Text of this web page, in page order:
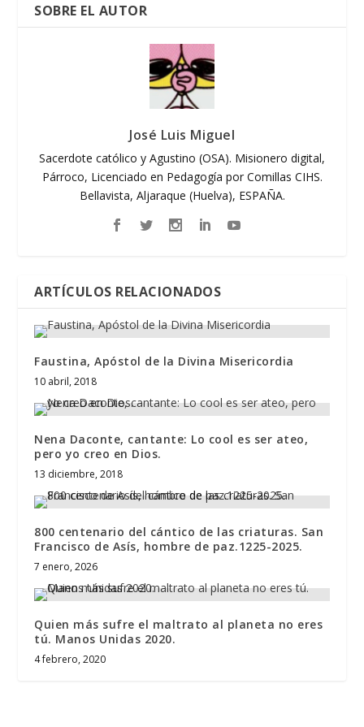
SOBRE EL AUTOR
José Luis Miguel
Sacerdote católico y Agustino (OSA). Misionero digital,
Párroco, Licenciado en Pedagogía por Comillas CIHS.
Bellavista, Aljaraque (Huelva), ESPAÑA.
ARTÍCULOS RELACIONADOS
Faustina, Apóstol de la Divina Misericordia
10 abril, 2018
Nena Daconte, cantante: Lo cool es ser ateo,
pero yo creo en Dios.
13 diciembre, 2018
800 centenario del cántico de las criaturas. San
Francisco de Asís, hombre de paz.1225-2025.
7 enero, 2026
Quien más sufre el maltrato al planeta no eres
tú. Manos Unidas 2020.
4 febrero, 2020